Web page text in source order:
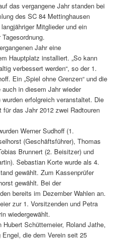
das vergangene Jahr standen bei
des SC 84 Mettinghausen
Mitglieder und ein
Jahr eine
Hauptplatz installiert. „So kann
verbessert werden“, so der 1.
Ein „Spiel ohne Grenzen“ und die
in diesem Jahr wieder
erfolgreich veranstaltet. Die
das Jahr 2012 zwei Radtouren
Werner Sudhoff (1.
(Geschäftsführer), Thomas
Brunnert (2. Beisitzer) und
Sebastian Korte wurde als 4.
gewählt. Zum Kassenprüfer
gewählt. Bei der
bereits im Dezember Wahlen an.
zur 1. Vorsitzenden und Petra
wiedergewählt.
Hubert Schüttemeier, Roland Jathe,
die dem Verein seit 25